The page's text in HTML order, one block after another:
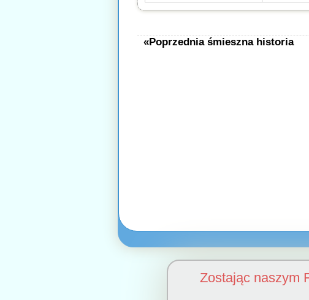
«Poprzednia śmieszna historia
Zostając naszym